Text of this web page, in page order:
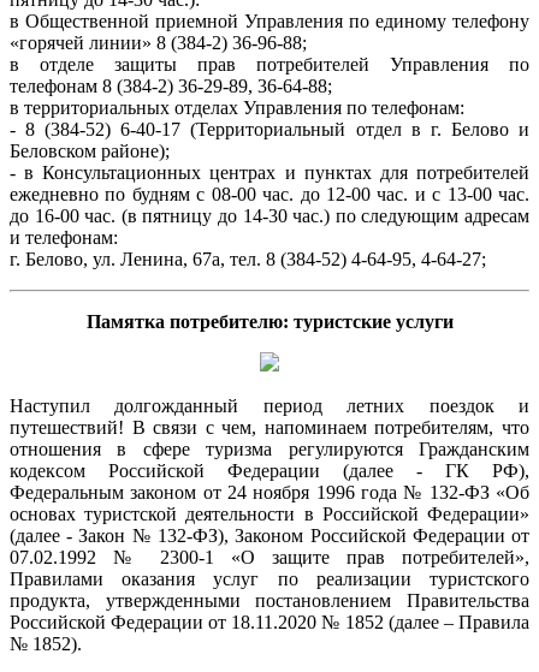
в Общественной приемной Управления по единому телефону
«горячей линии» 8 (384-2) 36-96-88;
в отделе защиты прав потребителей Управления по
телефонам 8 (384-2) 36-29-89, 36-64-88;
в территориальных отделах Управления по телефонам:
- 8 (384-52) 6-40-17 (Территориальный отдел в г. Белово и
Беловском районе);
- в Консультационных центрах и пунктах для потребителей
ежедневно по будням с 08-00 час. до 12-00 час. и с 13-00 час.
до 16-00 час. (в пятницу до 14-30 час.) по следующим адресам
и телефонам:
г. Белово, ул. Ленина, 67а, тел. 8 (384-52) 4-64-95, 4-64-27;
Памятка потребителю: туристские услуги
Наступил долгожданный период летних поездок и
путешествий! В связи с чем, напоминаем потребителям, что
отношения в сфере туризма регулируются Гражданским
кодексом Российской Федерации (далее - ГК РФ),
Федеральным законом от 24 ноября 1996 года № 132-ФЗ «Об
основах туристской деятельности в Российской Федерации»
(далее - Закон № 132-ФЗ), Законом Российской Федерации от
07.02.1992 № 2300-1 «О защите прав потребителей»,
Правилами оказания услуг по реализации туристского
продукта, утвержденными постановлением Правительства
Российской Федерации от 18.11.2020 № 1852 (далее – Правила
№ 1852).